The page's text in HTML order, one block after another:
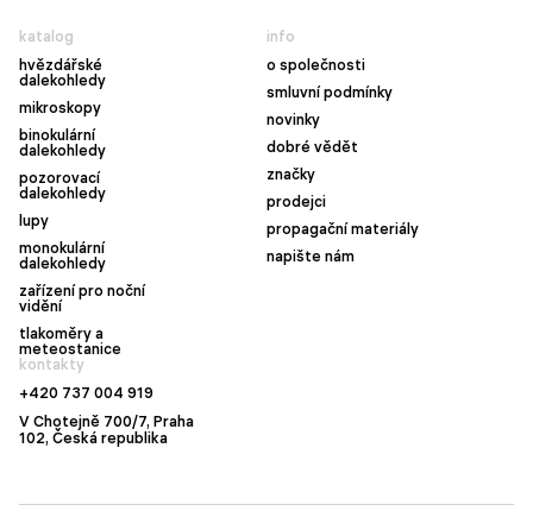
katalog
hvězdářské
dalekohledy
mikroskopy
binokulární
dalekohledy
pozorovací
dalekohledy
lupy
monokulární
dalekohledy
zařízení pro noční
vidění
tlakoměry a
meteostanice
info
o společnosti
smluvní podmínky
novinky
dobré vědět
značky
prodejci
propagační materiály
napište nám
kontakty
+420 737 004 919
V Chotejně 700/7, Praha
102, Česká republika